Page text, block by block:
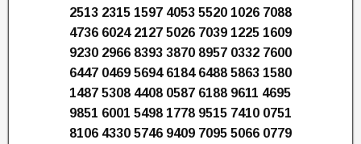
2513 2315 1597 4053 5520 1026 7088
4736 6024 2127 5026 7039 1225 1609
9230 2966 8393 3870 8957 0332 7600
6447 0469 5694 6184 6488 5863 1580
1487 5308 4408 0587 6188 9611 4695
9851 6001 5498 1778 9515 7410 0751
8106 4330 5746 9409 7095 5066 0779